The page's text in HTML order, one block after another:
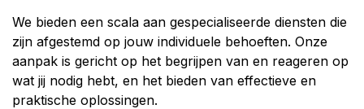
We bieden een scala aan gespecialiseerde diensten die
zijn afgestemd op jouw individuele behoeften. Onze
aanpak is gericht op het begrijpen van en reageren op
wat jij nodig hebt, en het bieden van effectieve en
praktische oplossingen.